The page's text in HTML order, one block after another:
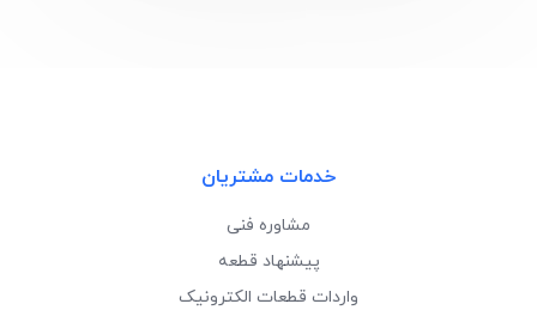
خدمات مشتریان
مشاوره فنی
پیشنهاد قطعه
واردات قطعات الکترونیک